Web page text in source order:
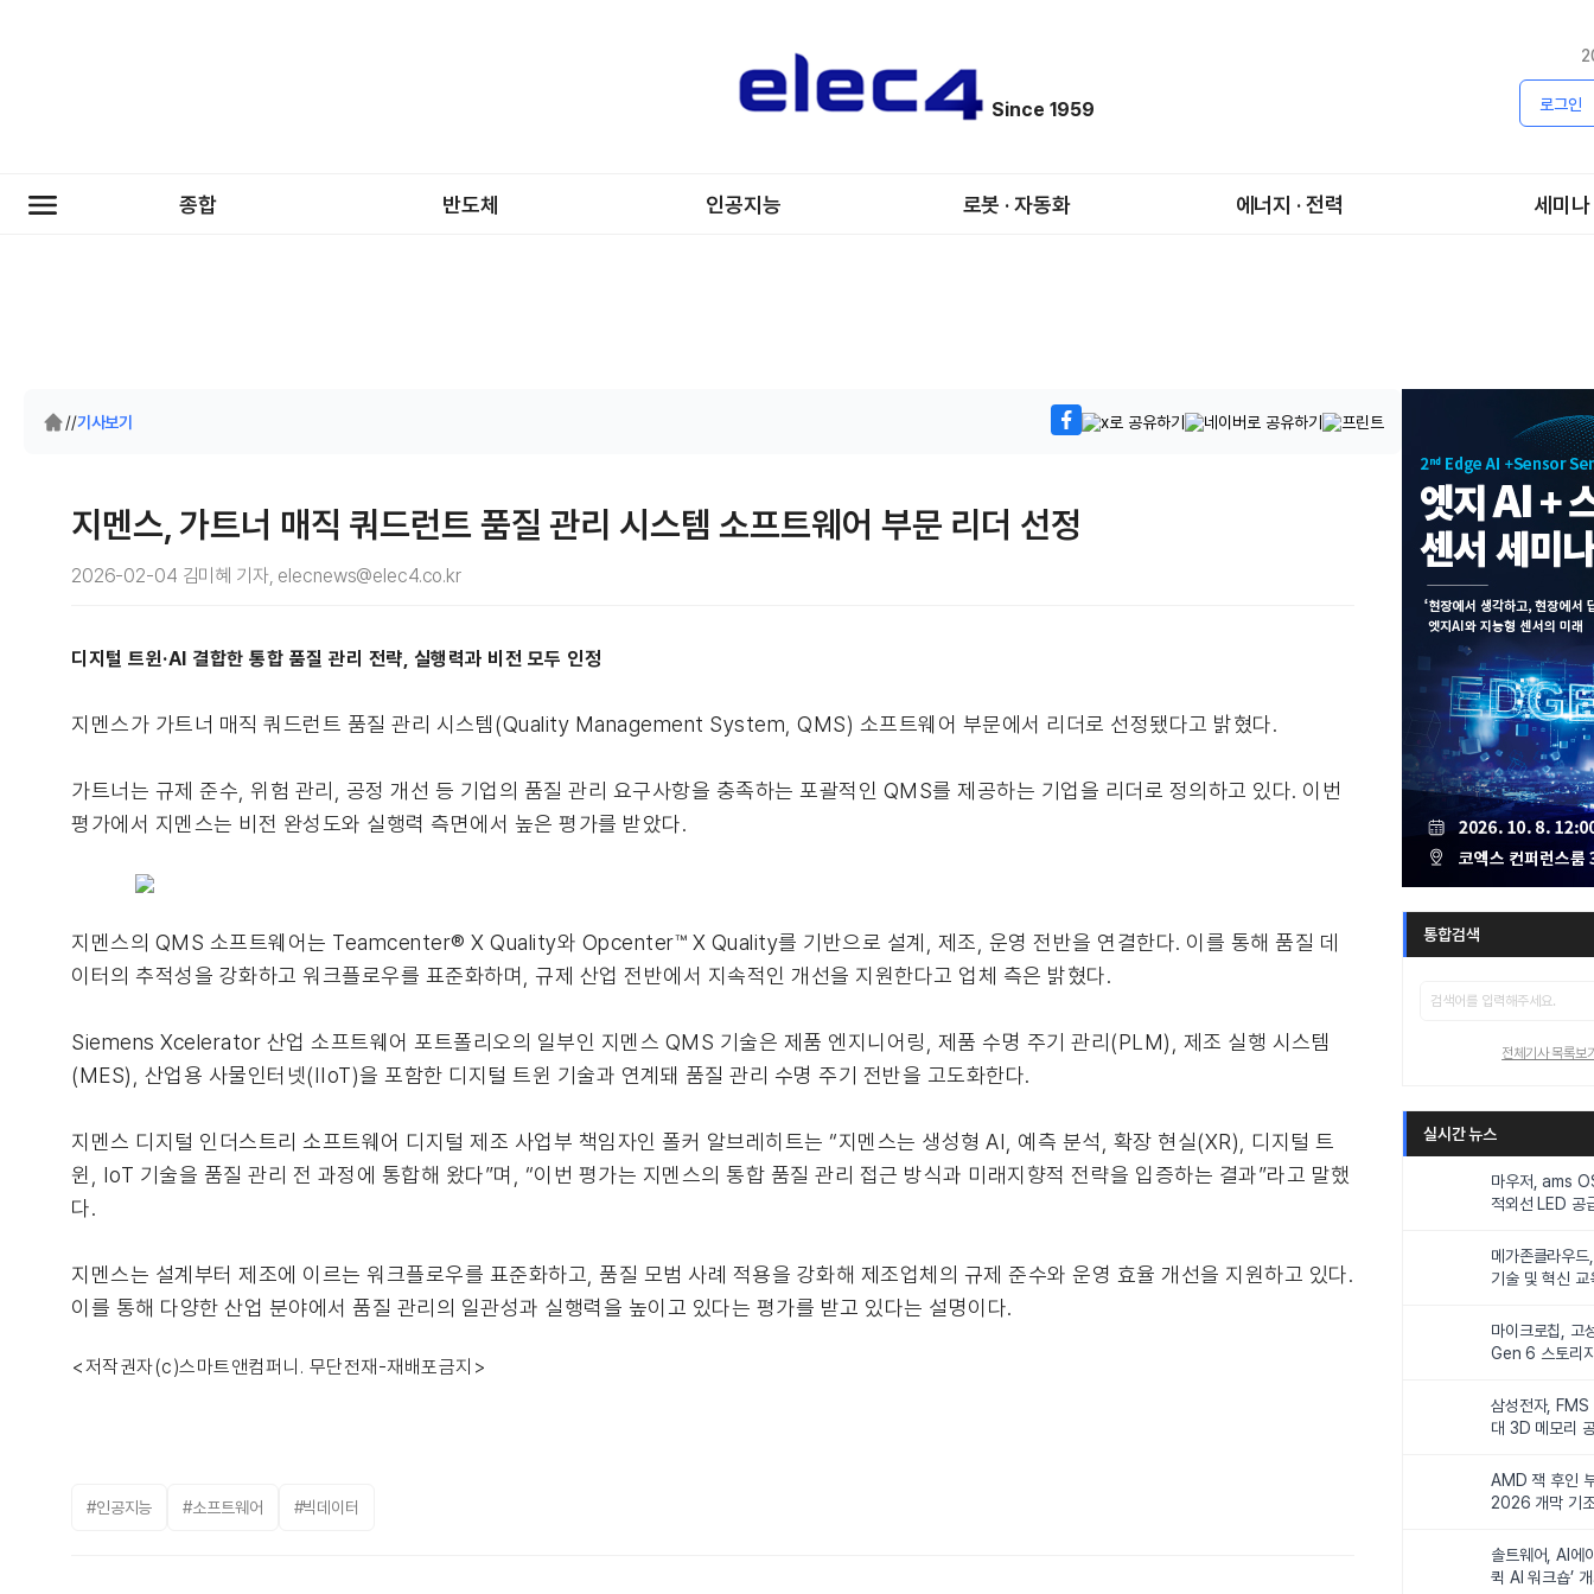
Since 1959 로그인
종합 반도체 인공지능 로봇 · 자동화 에너지 · 전력 세미나
//기사보기
지멘스, 가트너 매직 쿼드런트 품질 관리 시스템 소프트웨어 부문 리더 선정
2026-02-04 김미혜 기자, elecnews@elec4.co.kr
디지털 트윈·AI 결합한 통합 품질 관리 전략, 실행력과 비전 모두 인정
지멘스가 가트너 매직 쿼드런트 품질 관리 시스템(Quality Management System, QMS) 소프트웨어 부문에서 리더로 선정됐다고 밝혔다.
가트너는 규제 준수, 위험 관리, 공정 개선 등 기업의 품질 관리 요구사항을 충족하는 포괄적인 QMS를 제공하는 기업을 리더로 정의하고 있다. 이번
평가에서 지멘스는 비전 완성도와 실행력 측면에서 높은 평가를 받았다.
지멘스의 QMS 소프트웨어는 Teamcenter® X Quality와 Opcenter™ X Quality를 기반으로 설계, 제조, 운영 전반을 연결한다. 이를 통해 품질 데
이터의 추적성을 강화하고 워크플로우를 표준화하며, 규제 산업 전반에서 지속적인 개선을 지원한다고 업체 측은 밝혔다.
Siemens Xcelerator 산업 소프트웨어 포트폴리오의 일부인 지멘스 QMS 기술은 제품 엔지니어링, 제품 수명 주기 관리(PLM), 제조 실행 시스템
(MES), 산업용 사물인터넷(IIoT)을 포함한 디지털 트윈 기술과 연계돼 품질 관리 수명 주기 전반을 고도화한다.
지멘스 디지털 인더스트리 소프트웨어 디지털 제조 사업부 책임자인 폴커 알브레히트는 “지멘스는 생성형 AI, 예측 분석, 확장 현실(XR), 디지털 트
윈, IoT 기술을 품질 관리 전 과정에 통합해 왔다”며, “이번 평가는 지멘스의 통합 품질 관리 접근 방식과 미래지향적 전략을 입증하는 결과”라고 말했
다.
지멘스는 설계부터 제조에 이르는 워크플로우를 표준화하고, 품질 모범 사례 적용을 강화해 제조업체의 규제 준수와 운영 효율 개선을 지원하고 있다.
이를 통해 다양한 산업 분야에서 품질 관리의 일관성과 실행력을 높이고 있다는 평가를 받고 있다는 설명이다.
<저작권자(c)스마트앤컴퍼니. 무단전재-재배포금지>
#인공지능 #소프트웨어 #빅데이터
통합검색
전체기사 목록보
실시간 뉴스
마우저, ams
적외선 LED 공
메가존클라우드
기술 및 혁신
마이크로칩, 고
Gen 6 스토리
삼성전자,
대 3D 메모리
AMD 잭 후인
2026 개막 기
솔트웨어, AI에
퀵 AI 워크숍’